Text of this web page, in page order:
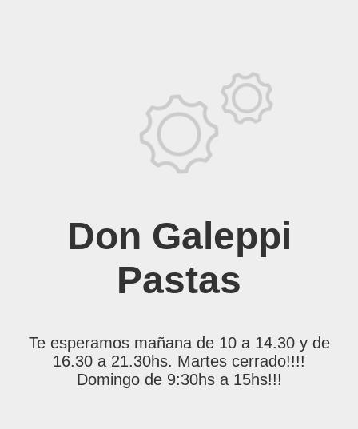
Don Galeppi
Pastas
Te esperamos mañana de 10 a 14.30 y de
16.30 a 21.30hs. Martes cerrado!!!!
Domingo de 9:30hs a 15hs!!!